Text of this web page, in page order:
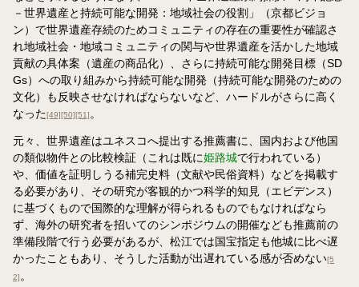
－世界遺産と持続可能な開発：地域社会の役割」（京都ビジョ
ン）で世界遺産存続のためコミュニティの存在の重要性が確認さ
れ地域社会・地域コミュニティの関与や世界遺産を活かした地域
貢献の具体案（遺産の商品化）、さらに持続可能な開発目標（SD
Gs）への取り組みから持続可能な開発（持続可能な開発のための
文化）も反映させなければならないなど、ハードルがさらに高く
なった[49][50][51] 。
元々、世界遺産はユネスコへ提出する推薦書に、国内および他国
の類似物件との比較検証（これは既に姫路城で行われている）
や、価値を証明しうる補完史料（文献や民俗資料）などを掲載す
る必要があり、その研究が客観的かつ科学的知見（エビデンス）
に基づくもので国際的な理解が得られるものでもなければなら
ず、海外の研究者を招いてのシンポジウムの開催なども推薦前の
準備段階で行う必要があるが、松江では国宝指定も他城に比べ遅
かったこともあり、そうした活動が出遅れている感が否めない[5
2] 。